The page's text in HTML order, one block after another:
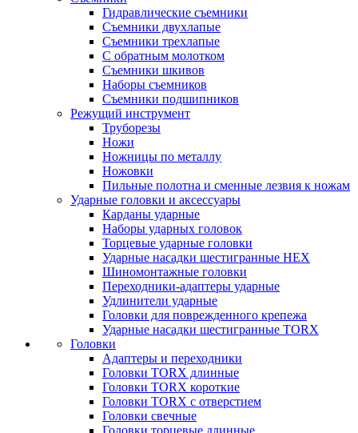
Гидравлические съемники
Съемники двухлапые
Съемники трехлапые
С обратным молотком
Съемники шкивов
Наборы съемников
Съемники подшипников
Режущий инструмент
Труборезы
Ножи
Ножницы по металлу
Ножовки
Пильные полотна и сменные лезвия к ножам
Ударные головки и аксессуары
Карданы ударные
Наборы ударных головок
Торцевые ударные головки
Ударные насадки шестигранные HEX
Шиномонтажные головки
Переходники-адаптеры ударные
Удлинители ударные
Головки для поврежденного крепежа
Ударные насадки шестигранные TORX
Головки
Адаптеры и переходники
Головки TORX длинные
Головки TORX короткие
Головки TORX с отверстием
Головки свечные
Головки торцевые длинные